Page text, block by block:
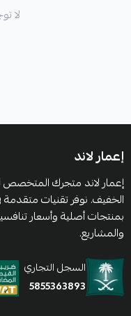
لا
إعمار لاند
إعمار لاند متجرك المتخصص
الخفيف. نوفر تقنيات متقدمة
بمنتجات أصلية وأسعار
والمشاريع.
السجل التجاري
5855363893